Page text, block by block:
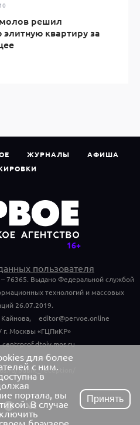
решил
квартиру за
ЖУРНАЛЫ
АФИША
пользователя
76365. Выдано Федеральной службой
технологий и массовых
26.07.2019.
editor@pervoe.online
г. Москвы «ГЦПиКР»
centrprof.dtoiv.mos.ru
учредителю:
public_reception/
для более
с ним.
в
портала, вы
В случае
браузере
Принять